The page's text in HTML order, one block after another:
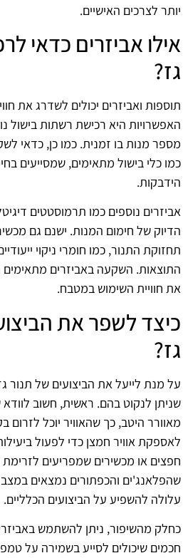
יותר לצרכים האישיים.
אילו אביזרים כדאי
גז?
תוספות ואביזרים יכולים לשדרג את
האפשרויות היא רכישת רשתות
מספר מנות בו זמנית. כמו כן, כדאי
כמו כלי בישול מתאימים, שמסייעים
הידבקות.
אביזרים נוספים כמו תרמוסטטים
הדיוק של חימום המנות. ישנם גם
תחזוקת התנור, כמו חומרי ניקוי
התוצאות. השקעה באביזרים
את חוויית השימוש במטבח.
כיצד לשפר את
גז?
על מנת לייעל את הביצועים של תנור
שניתן לנקוט בהם. ראשית, חשוב
מאוורר היטב, כך שהאוויר יוכל לזרום
לאספקת אוויר חמצן כדי לפעול
חפצים או מכשירים שמפריעים לזרימת
שהפלאנג'ים והכפתורים נמצאים
עלולה להשפיע על הביצועים הכלליים.
כחלק מהשיפור, ניתן להשתמש
חכמים שיכולים לסייע בשמירה על